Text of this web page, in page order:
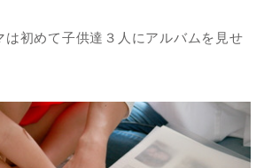
は初めて子供達３人にアルバムを見せ